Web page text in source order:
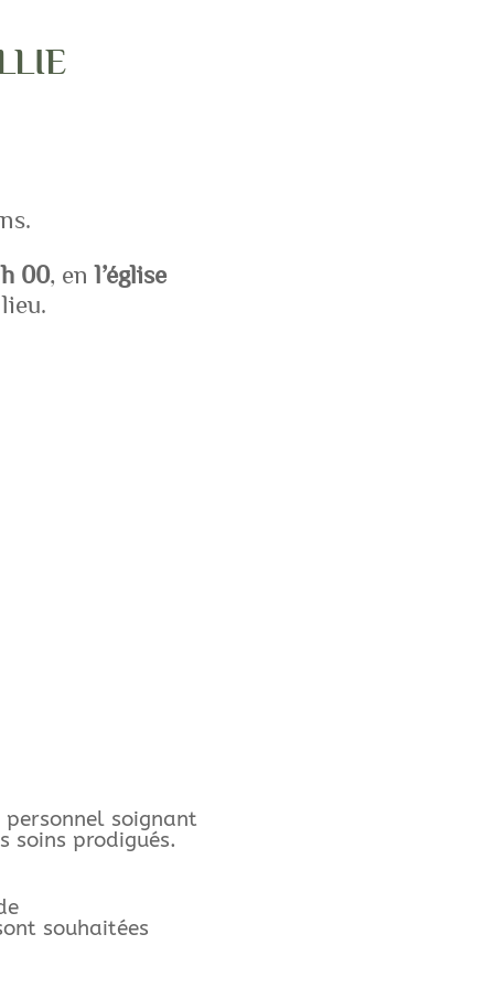
00, enl’église
soignant
soins prodigués.
souhaitées